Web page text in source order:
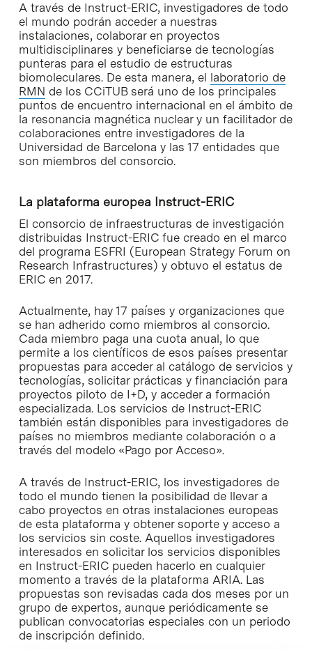
A través de Instruct-ERIC, investigadores de todo
el mundo podrán acceder a nuestras
instalaciones, colaborar en proyectos
multidisciplinares y beneficiarse de tecnologías
punteras para el estudio de estructuras
biomoleculares. De esta manera, el laboratorio de
RMN de los CCiTUB será uno de los principales
puntos de encuentro internacional en el ámbito de
la resonancia magnética nuclear y un facilitador de
colaboraciones entre investigadores de la
Universidad de Barcelona y las 17 entidades que
son miembros del consorcio.
La plataforma europea Instruct-ERIC
El consorcio de infraestructuras de investigación
distribuidas Instruct-ERIC fue creado en el marco
del programa ESFRI (European Strategy Forum on
Research Infrastructures) y obtuvo el estatus de
ERIC en 2017.
Actualmente, hay 17 países y organizaciones que
se han adherido como miembros al consorcio.
Cada miembro paga una cuota anual, lo que
permite a los científicos de esos países presentar
propuestas para acceder al catálogo de servicios y
tecnologías, solicitar prácticas y financiación para
proyectos piloto de I+D, y acceder a formación
especializada. Los servicios de Instruct-ERIC
también están disponibles para investigadores de
países no miembros mediante colaboración o a
través del modelo «Pago por Acceso».
A través de Instruct-ERIC, los investigadores de
todo el mundo tienen la posibilidad de llevar a
cabo proyectos en otras instalaciones europeas
de esta plataforma y obtener soporte y acceso a
los servicios sin coste. Aquellos investigadores
interesados en solicitar los servicios disponibles
en Instruct-ERIC pueden hacerlo en cualquier
momento a través de la plataforma ARIA. Las
propuestas son revisadas cada dos meses por un
grupo de expertos, aunque periódicamente se
publican convocatorias especiales con un periodo
de inscripción definido.